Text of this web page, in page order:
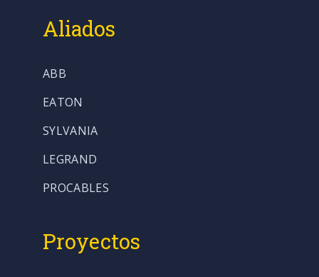
Aliados
ABB
EATON
SYLVANIA
LEGRAND
PROCABLES
Proyectos